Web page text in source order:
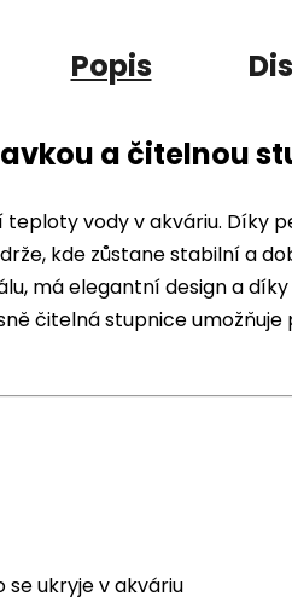
Popis
a čitelnou
vody v akváriu. Díky
kde zůstane stabilní a
má elegantní design a díky
čitelná stupnice umožňuje
ukryje v akváriu